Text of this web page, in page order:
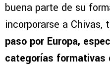
buena parte de su
incorporarse a Chivas,
paso por Europa,
categorías formativas